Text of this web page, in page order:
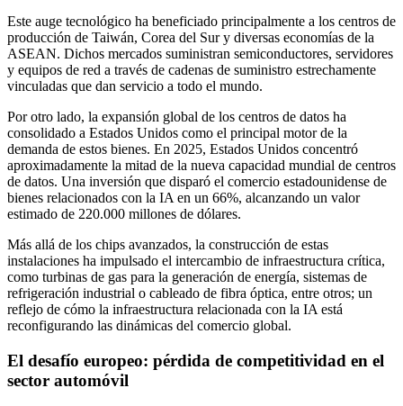
Este auge tecnológico ha beneficiado principalmente a los centros de
producción de Taiwán, Corea del Sur y diversas economías de la
ASEAN. Dichos mercados suministran semiconductores, servidores
y equipos de red a través de cadenas de suministro estrechamente
vinculadas que dan servicio a todo el mundo.
Por otro lado, la expansión global de los centros de datos ha
consolidado a Estados Unidos como el principal motor de la
demanda de estos bienes. En 2025, Estados Unidos concentró
aproximadamente la mitad de la nueva capacidad mundial de centros
de datos. Una inversión que disparó el comercio estadounidense de
bienes relacionados con la IA en un 66%, alcanzando un valor
estimado de 220.000 millones de dólares.
Más allá de los chips avanzados, la construcción de estas
instalaciones ha impulsado el intercambio de infraestructura crítica,
como turbinas de gas para la generación de energía, sistemas de
refrigeración industrial o cableado de fibra óptica, entre otros; un
reflejo de cómo la infraestructura relacionada con la IA está
reconfigurando las dinámicas del comercio global.
El desafío europeo: pérdida de competitividad en el
sector automóvil